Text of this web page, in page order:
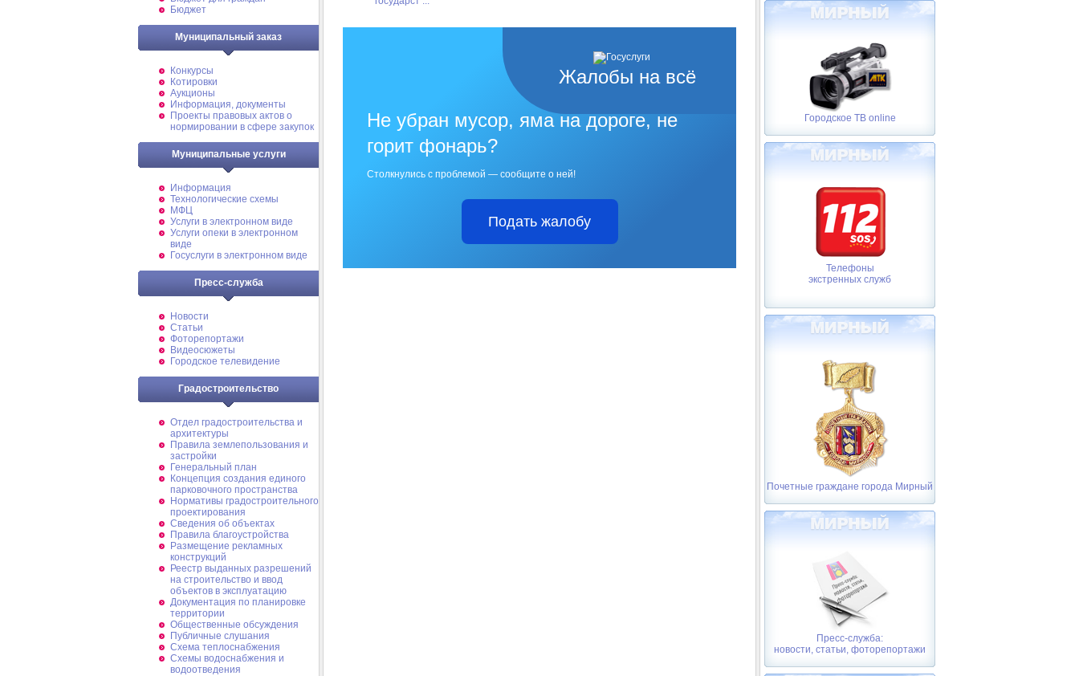
Бюджет
Муниципальный заказ
Конкурсы
Котировки
Аукционы
Информация, документы
Проекты правовых актов о
нормировании в сфере закупок
Муниципальные услуги
Информация
Технологические схемы
МФЦ
Услуги в электронном виде
Услуги опеки в электронном
виде
Госуслуги в электронном виде
Пресс-служба
Новости
Статьи
Фоторепортажи
Видеосюжеты
Городское телевидение
Градостроительство
Отдел градостроительства и
архитектуры
Правила землепользования и
застройки
Генеральный план
Концепция создания единого
парковочного пространства
Нормативы градостроительного
проектирования
Сведения об объектах
Правила благоустройства
Размещение рекламных
конструкций
Реестр выданных разрешений
на строительство и ввод
объектов в эксплуатацию
Документация по планировке
территории
Общественные обсуждения
Публичные слушания
Схема теплоснабжения
Схемы водоснабжения и
водоотведения
Жалобы на всё
Не убран мусор, яма на дороге, не
горит фонарь?
Столкнулись с проблемой — сообщите о ней!
Подать жалобу
Городское ТВ online
Телефоны
экстренных служб
Почетные граждане города Мирный
Пресс-служба:
новости, статьи, фоторепортажи